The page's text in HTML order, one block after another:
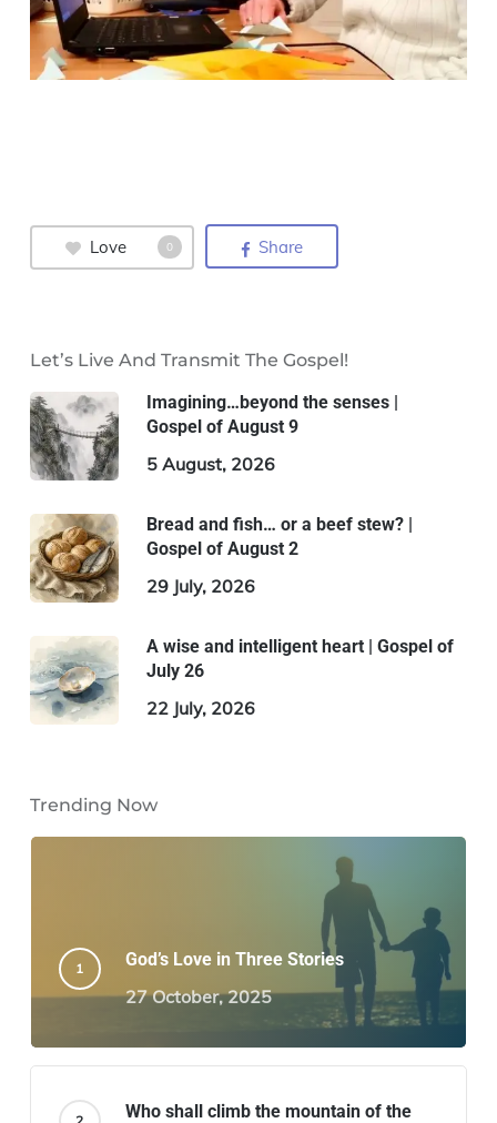
Love 0 Share
Let’s Live And Transmit The Gospel!
Imagining…beyond the senses |
Gospel of August 9
5 August, 2026
Bread and fish… or a beef stew? |
Gospel of August 2
29 July, 2026
A wise and intelligent heart | Gospel of
July 26
22 July, 2026
Trending Now
God’s Love in Three Stories
27 October, 2025
Who shall climb the mountain of the